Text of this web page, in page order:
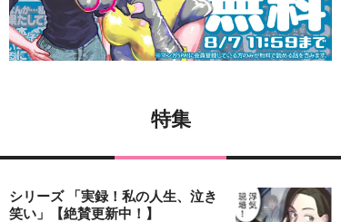
特集
シリーズ 「実録！私の人生、泣き
笑い」【絶賛更新中！】